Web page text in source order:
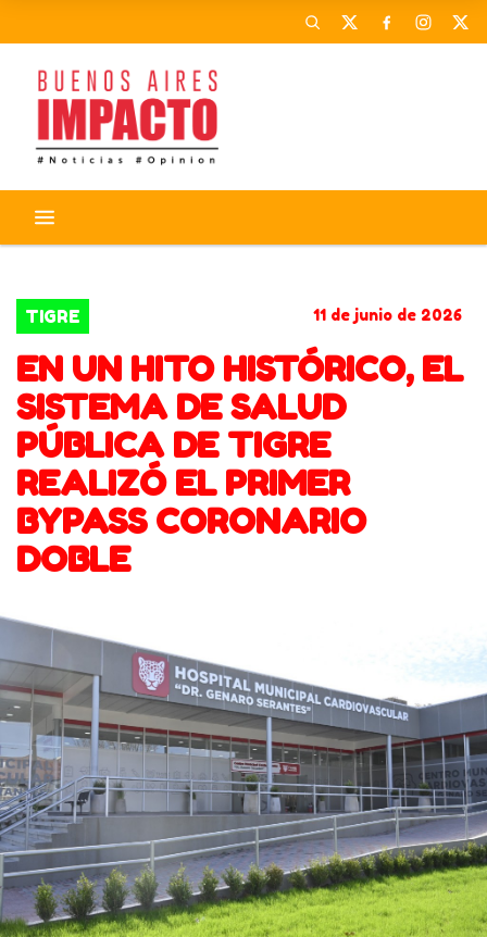
TIGRE 11 de junio de 2026
EN UN HITO HISTÓRICO, EL
SISTEMA DE SALUD
PÚBLICA DE TIGRE
REALIZÓ EL PRIMER
BYPASS CORONARIO
DOBLE